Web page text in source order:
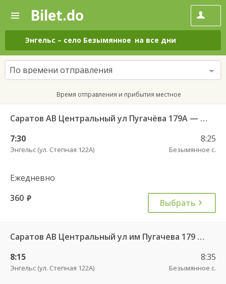
—
Поиск
и
покупка
билетов
на
автобус
онлайн
Bilet.do
Энгельс – село Безымянное на все дни
По времени отправления
Время отправления и прибытия местное
Саратов АВ Центральный ул Пугачёва 179А — Степное рп (ул Октябрьская 25)
7:30
Энгельс (ул. Степная 122А)
8:25
Безымянное с.
Ежедневно
360 руб. Выбрать
Саратов АВ Центральный ул им Пугачева 179 А — Красный Кут (ул Рабочая 125 А) 622
8:15
Энгельс (ул. Степная 122А)
8:35
Безымянное с.